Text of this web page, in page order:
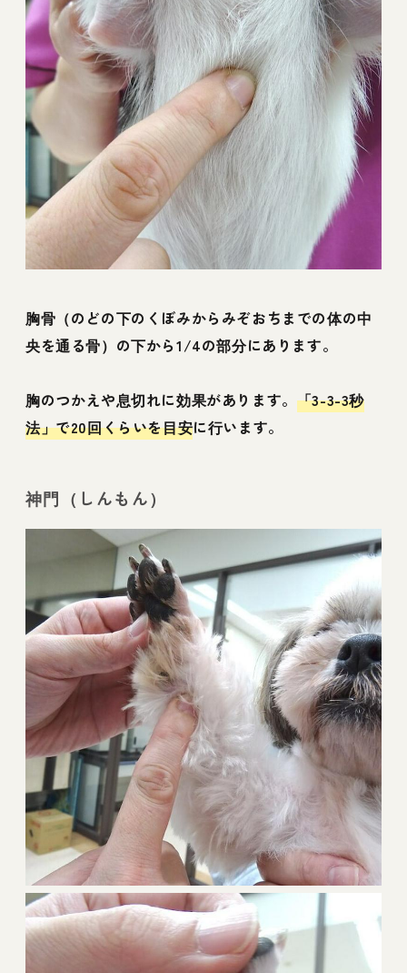
胸骨（のどの下のくぼみからみぞおちまでの体の中
央を通る骨）の下から1/4の部分にあります。
胸のつかえや息切れに効果があります。 「3-3-3秒
法」で20回くらいを目安に行います。
神門（しんもん）